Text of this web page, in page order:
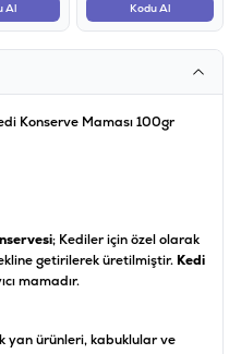
Al
Kodu Al
Konserve Maması 100gr
; Kediler için özel olarak
getirilerek üretilmiştir. Kedi
mamadır.
yan ürünleri, kabuklular ve